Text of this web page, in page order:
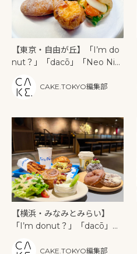
【東京・自由が丘】「I’m do
nut？」「dacō」「Neo Nic
6月18日同時オープン！限定メ
ニューも登場
CAKE.TOKYO編集部
【横浜・みなみとみらい】
「I’m donut？」「dacō」
ハンマーヘッドに初集結。朝
CAKE.TOKYO編集部